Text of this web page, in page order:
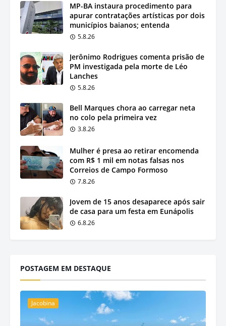
MP-BA instaura procedimento para
apurar contratações artísticas por dois
municípios baianos; entenda
5.8.26
Jerônimo Rodrigues comenta prisão de
PM investigada pela morte de Léo
Lanches
5.8.26
Bell Marques chora ao carregar neta
no colo pela primeira vez
3.8.26
Mulher é presa ao retirar encomenda
com R$ 1 mil em notas falsas nos
Correios de Campo Formoso
7.8.26
Jovem de 15 anos desaparece após sair
de casa para um festa em Eunápolis
6.8.26
POSTAGEM EM DESTAQUE
Jacobina